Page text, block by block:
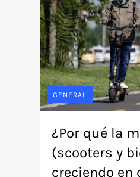
GENERAL
¿Por qué la
(scooters y
creciendo en